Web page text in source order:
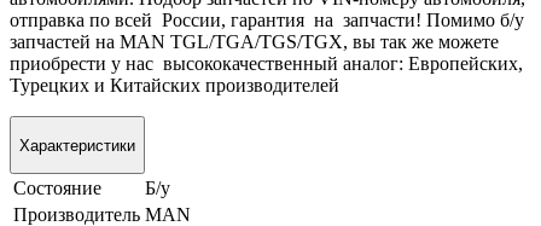
отправка по всей России, гарантия на запчасти! Помимо б/у
запчастей на MAN TGL/TGA/TGS/TGX, вы так же можете
приобрести у нас высококачественный аналог: Европейских,
Турецких и Китайских производителей
Характеристики
Состояние
Б/у
Производитель MAN